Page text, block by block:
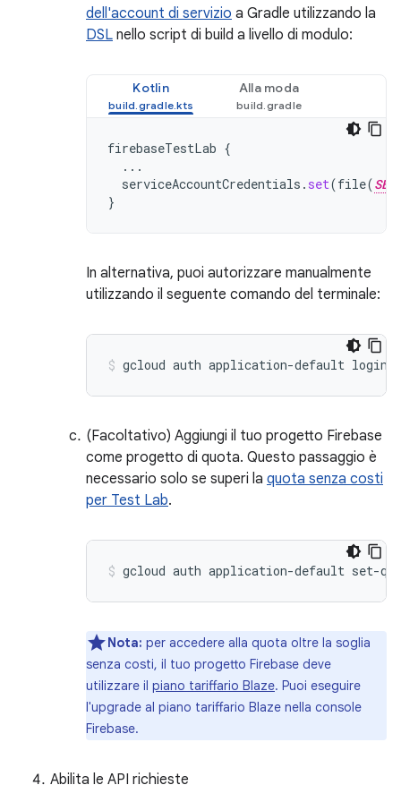
dell'account di servizio a Gradle utilizzando la
DSL nello script di build a livello di modulo:
Kotlin Alla moda
firebaseTestLab {
...
serviceAccountCredentials . set(file(
}
In alternativa, puoi autorizzare manualmente
utilizzando il seguente comando del terminale:
(Facoltativo) Aggiungi il tuo progetto Firebase
come progetto di quota. Questo passaggio è
necessario solo se superi la quota senza costi
per Test Lab.
gcloud auth application-default set-
Nota: per accedere alla quota oltre la soglia
senza costi, il tuo progetto Firebase deve
utilizzare il piano tariffario Blaze. Puoi eseguire
l'upgrade al piano tariffario Blaze nella console
Firebase.
Abilita le API richieste